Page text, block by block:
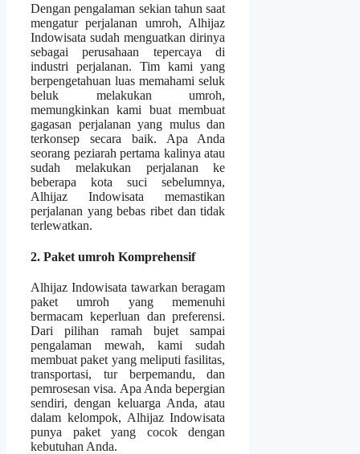
Dengan pengalaman sekian tahun saat
mengatur perjalanan umroh, Alhijaz
Indowisata sudah menguatkan dirinya
sebagai perusahaan tepercaya di
industri perjalanan. Tim kami yang
berpengetahuan luas memahami seluk
beluk melakukan umroh,
memungkinkan kami buat membuat
gagasan perjalanan yang mulus dan
terkonsep secara baik. Apa Anda
seorang peziarah pertama kalinya atau
sudah melakukan perjalanan ke
beberapa kota suci sebelumnya,
Alhijaz Indowisata memastikan
perjalanan yang bebas ribet dan tidak
terlewatkan.
2. Paket umroh Komprehensif
Alhijaz Indowisata tawarkan beragam
paket umroh yang memenuhi
bermacam keperluan dan preferensi.
Dari pilihan ramah bujet sampai
pengalaman mewah, kami sudah
membuat paket yang meliputi fasilitas,
transportasi, tur berpemandu, dan
pemrosesan visa. Apa Anda bepergian
sendiri, dengan keluarga Anda, atau
dalam kelompok, Alhijaz Indowisata
punya paket yang cocok dengan
kebutuhan Anda.